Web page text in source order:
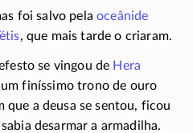
foi salvo pelaoceânide
, que mais tarde o criaram.
se vingou de Hera
finíssimo trono de ouro
que a deusa se sentou, ficou
desarmar a armadilha.